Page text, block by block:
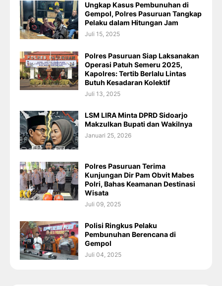
Ungkap Kasus Pembunuhan di
Gempol, Polres Pasuruan Tangkap
Pelaku dalam Hitungan Jam
Juli 15, 2025
Polres Pasuruan Siap Laksanakan
Operasi Patuh Semeru 2025,
Kapolres: Tertib Berlalu Lintas
Butuh Kesadaran Kolektif
Juli 13, 2025
LSM LIRA Minta DPRD Sidoarjo
Makzulkan Bupati dan Wakilnya
Januari 25, 2026
Polres Pasuruan Terima
Kunjungan Dir Pam Obvit Mabes
Polri, Bahas Keamanan Destinasi
Wisata
Juli 09, 2025
Polisi Ringkus Pelaku
Pembunuhan Berencana di
Gempol
Juli 04, 2025